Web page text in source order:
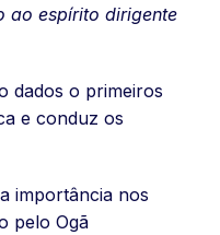
ao espírito dirigente
dados o primeiros
e conduz os
importância nos
pelo Ogã